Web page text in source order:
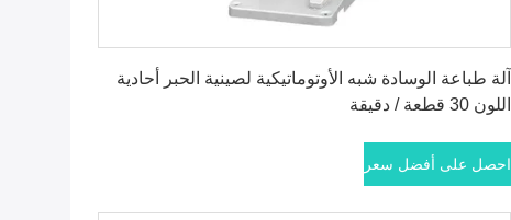
آلة طباعة الوسادة شبه الأوتوماتيكية لصينية الحبر أحادية
اللون 30 قطعة / دقيقة
احصل على أفضل سعر